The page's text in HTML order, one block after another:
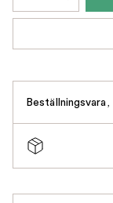
Beställningsvara,